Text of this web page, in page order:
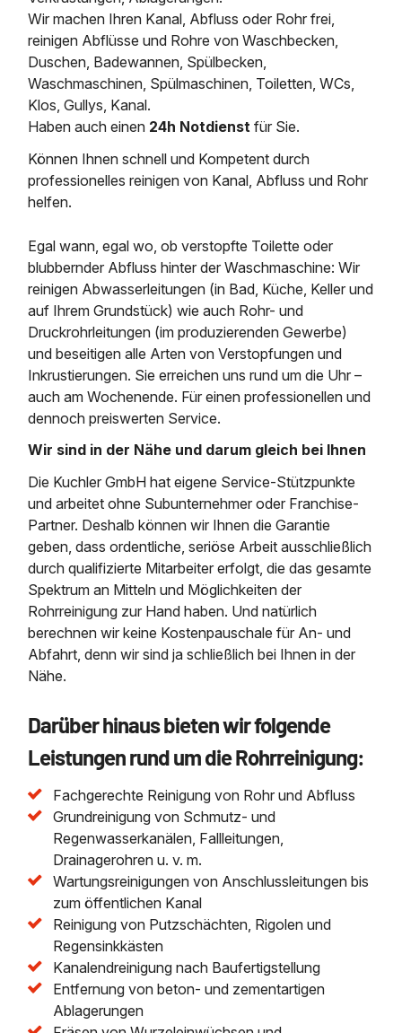
Wir machen Ihren Kanal, Abfluss oder Rohr frei,
reinigen Abflüsse und Rohre von Waschbecken,
Duschen, Badewannen, Spülbecken,
Waschmaschinen, Spülmaschinen, Toiletten, WCs,
Klos, Gullys, Kanal.
Haben auch einen 24h Notdienst für Sie.
Können Ihnen schnell und Kompetent durch
professionelles reinigen von Kanal, Abfluss und Rohr
helfen.
Egal wann, egal wo, ob verstopfte Toilette oder
blubbernder Abfluss hinter der Waschmaschine: Wir
reinigen Abwasserleitungen (in Bad, Küche, Keller und
auf Ihrem Grundstück) wie auch Rohr- und
Druckrohrleitungen (im produzierenden Gewerbe)
und beseitigen alle Arten von Verstopfungen und
Inkrustierungen. Sie erreichen uns rund um die Uhr –
auch am Wochenende. Für einen professionellen und
dennoch preiswerten Service.
Wir sind in der Nähe und darum gleich bei Ihnen
Die Kuchler GmbH hat eigene Service-Stützpunkte
und arbeitet ohne Subunternehmer oder Franchise-
Partner. Deshalb können wir Ihnen die Garantie
geben, dass ordentliche, seriöse Arbeit ausschließlich
durch qualifizierte Mitarbeiter erfolgt, die das gesamte
Spektrum an Mitteln und Möglichkeiten der
Rohrreinigung zur Hand haben. Und natürlich
berechnen wir keine Kostenpauschale für An- und
Abfahrt, denn wir sind ja schließlich bei Ihnen in der
Nähe.
Darüber hinaus bieten wir folgende
Leistungen rund um die Rohrreinigung:
Fachgerechte Reinigung von Rohr und Abfluss
Grundreinigung von Schmutz- und
Regenwasserkanälen, Fallleitungen,
Drainagerohren u. v. m.
Wartungsreinigungen von Anschlussleitungen bis
zum öffentlichen Kanal
Reinigung von Putzschächten, Rigolen und
Regensinkkästen
Kanalendreinigung nach Baufertigstellung
Entfernung von beton- und zementartigen
Ablagerungen